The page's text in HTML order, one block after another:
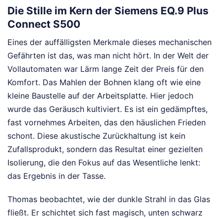
Die Stille im Kern der Siemens EQ.9 Plus
Connect S500
Eines der auffälligsten Merkmale dieses mechanischen
Gefährten ist das, was man nicht hört. In der Welt der
Vollautomaten war Lärm lange Zeit der Preis für den
Komfort. Das Mahlen der Bohnen klang oft wie eine
kleine Baustelle auf der Arbeitsplatte. Hier jedoch
wurde das Geräusch kultiviert. Es ist ein gedämpftes,
fast vornehmes Arbeiten, das den häuslichen Frieden
schont. Diese akustische Zurückhaltung ist kein
Zufallsprodukt, sondern das Resultat einer gezielten
Isolierung, die den Fokus auf das Wesentliche lenkt:
das Ergebnis in der Tasse.
Thomas beobachtet, wie der dunkle Strahl in das Glas
fließt. Er schichtet sich fast magisch, unten schwarz